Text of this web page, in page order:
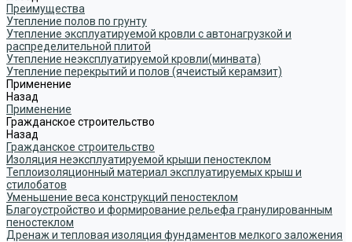
Преимущества
Утепление полов по грунту
Утепление эксплуатируемой кровли с автонагрузкой и
распределительной плитой
Утепление неэксплуатируемой кровли(минвата)
Утепление перекрытий и полов (ячеистый керамзит)
Применение
Назад
Применение
Гражданское строительство
Назад
Гражданское строительство
Изоляция неэксплуатируемой крыши пеностеклом
Теплоизоляционный материал эксплуатируемых крыш и
стилобатов
Уменьшение веса конструкций пеностеклом
Благоустройство и формирование рельефа гранулированным
пеностеклом
Дренаж и тепловая изоляция фундаментов мелкого заложения